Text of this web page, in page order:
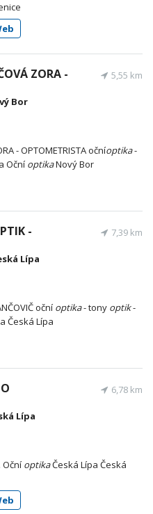
ZORA -
Bor
5,55 km
- OPTOMETRISTA očníoptika-
Oční optikaNový Bor
-
Lípa
7,39 km
oční optika- tony optik-
Česká Lípa
Lípa
6,78 km
optikaČeská Lípa Česká